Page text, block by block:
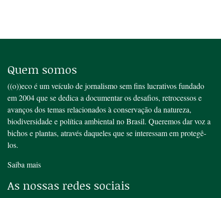
Quem somos
((o))eco é um veículo de jornalismo sem fins lucrativos fundado
em 2004 que se dedica a documentar os desafios, retrocessos e
avanços dos temas relacionados à conservação da natureza,
biodiversidade e política ambiental no Brasil. Queremos dar voz a
bichos e plantas, através daqueles que se interessam em protegê-
los.
Saiba mais
As nossas redes sociais